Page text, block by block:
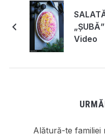
Video
Alătură-te familiei